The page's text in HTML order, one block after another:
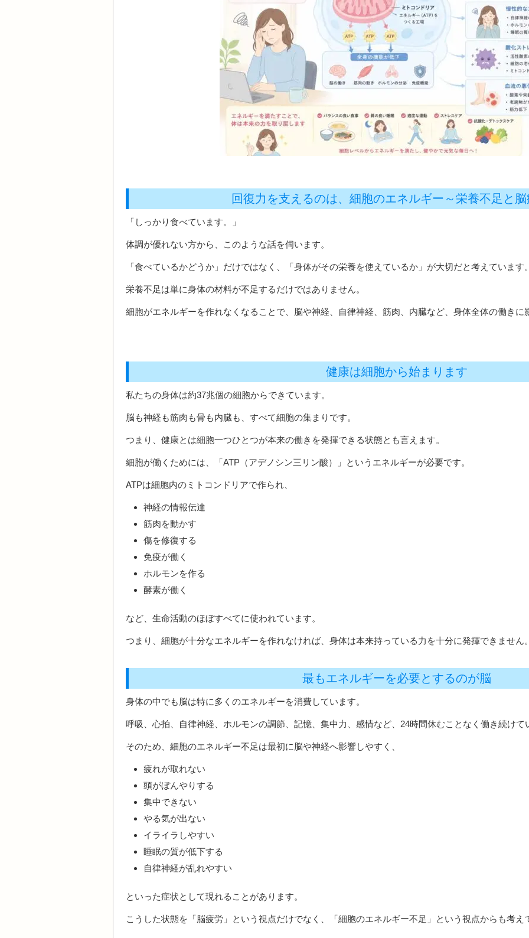
回復力を支えるのは、細胞のエネルギー～栄養不足と
「しっかり食べています。」
体調が優れない方から、このような話を伺います。
「食べているかどうか」だけではなく、「身体がその栄養を使えているか」が大切だと考えています
栄養不足は単に身体の材料が不足するだけではありません。
細胞がエネルギーを作れなくなることで、脳や神経、自律神経、筋肉、内臓など、身体全体の働きに
健康は細胞から始まります
私たちの身体は約37兆個の細胞からできています。
脳も神経も筋肉も骨も内臓も、すべて細胞の集まりです。
つまり、健康とは細胞一つひとつが本来の働きを発揮できる状態とも言えます。
細胞が働くためには、「ATP（アデノシン三リン酸）」というエネルギーが必要です。
ATPは細胞内のミトコンドリアで作られ、
神経の情報伝達
筋肉を動かす
傷を修復する
免疫が働く
ホルモンを作る
酵素が働く
など、生命活動のほぼすべてに使われています。
つまり、細胞が十分なエネルギーを作れなければ、身体は本来持っている力を十分に発揮できません
最もエネルギーを必要とするのが脳
身体の中でも脳は特に多くのエネルギーを消費しています。
呼吸、心拍、自律神経、ホルモンの調節、記憶、集中力、感情など、24時間休むことなく働き続けて
そのため、細胞のエネルギー不足は最初に脳や神経へ影響しやすく、
疲れが取れない
頭がぼんやりする
集中できない
やる気が出ない
イライラしやすい
睡眠の質が低下する
自律神経が乱れやすい
といった症状として現れることがあります。
こうした状態を「脳疲労」という視点だけでなく、「細胞のエネルギー不足」という視点からも考え